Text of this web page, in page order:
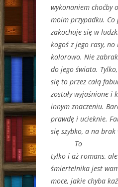
wykonaniem choćby
moim przypadku.
zakochuje się w
kogoś z jego rasy, no
kolorowo. Nie
do jego świata.
się to przez całą
zostały wyjaśnione i
innym znaczeniu.
prawdę i ucieknie.
się szybko, a na
To
tylko i aż romans,
śmiertelnika jest
moce, jakie chyba